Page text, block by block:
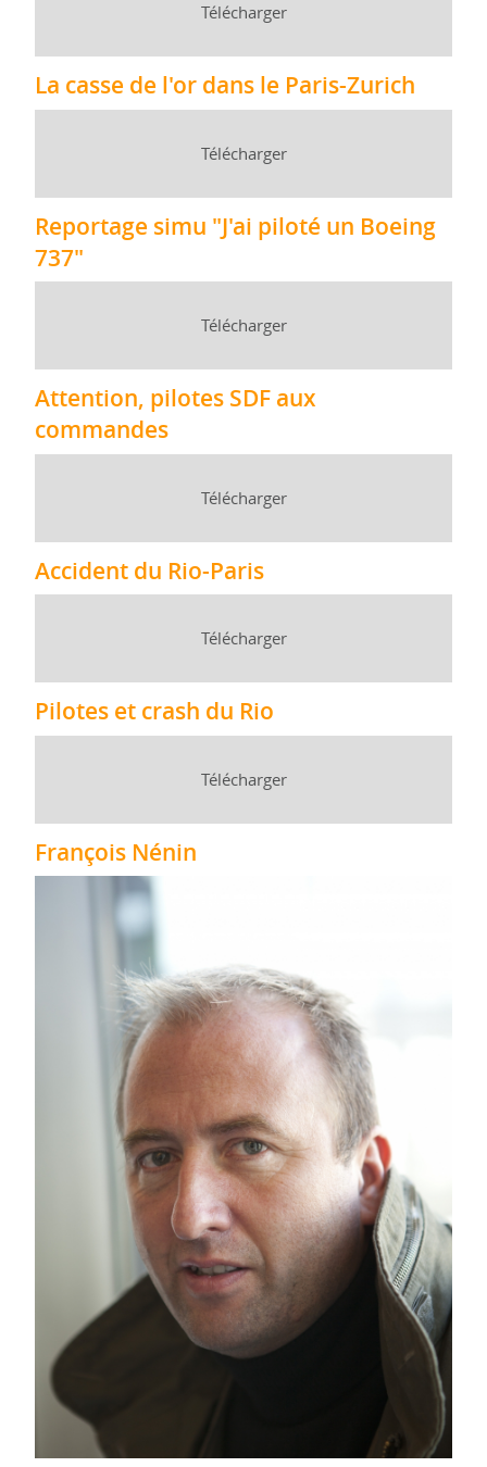
Télécharger
La casse de l'or dans le Paris-Zurich
Télécharger
Reportage simu "J'ai piloté un Boeing
737"
Télécharger
Attention, pilotes SDF aux
commandes
Télécharger
Accident du Rio-Paris
Télécharger
Pilotes et crash du Rio
Télécharger
François Nénin